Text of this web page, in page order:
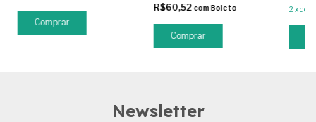
R$60,52 com Boleto 2 xde
Newsletter